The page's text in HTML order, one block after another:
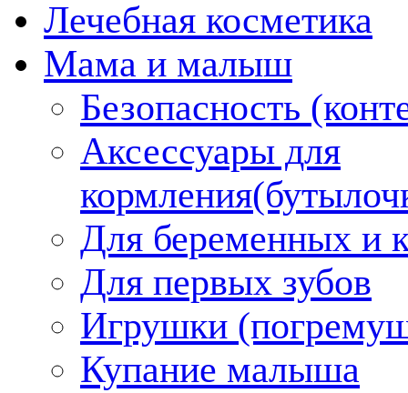
Лечебная косметика
Мама и малыш
Безопасность
Аксессуары для
Для беременных и
Для первых зубов
Игрушки
Купание малыша